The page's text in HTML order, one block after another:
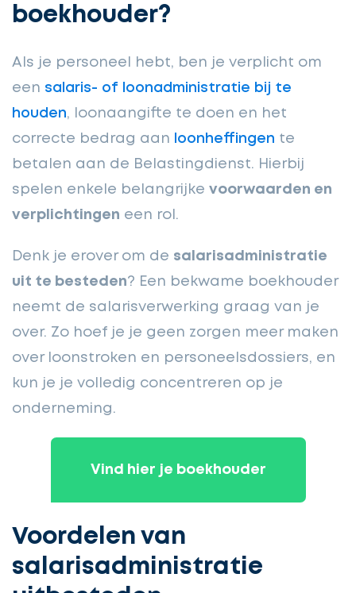
boekhouder?
Als je personeel hebt, ben je verplicht om
een salaris- of loonadministratie bij te
houden, loonaangifte te doen en het
correcte bedrag aan
loonheffingen te
betalen aan de Belastingdienst. Hierbij
spelen enkele belangrijke voorwaarden en
verplichtingen een rol.
Denk je erover om de salarisadministratie
uit te besteden? Een bekwame boekhouder
neemt de salarisverwerking graag van je
over. Zo hoef je je geen zorgen meer maken
over loonstroken en personeelsdossiers, en
kun je je volledig concentreren op je
onderneming.
Vind hier je boekhouder
Voordelen van
salarisadministratie